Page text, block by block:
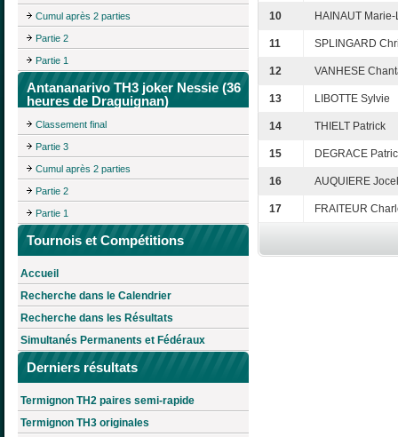
Cumul après 2 parties
Partie 2
Partie 1
Antananarivo TH3 joker Nessie (36
heures de Draguignan)
Classement final
Partie 3
Cumul après 2 parties
Partie 2
Partie 1
Tournois et Compétitions
Accueil
Recherche dans le Calendrier
Recherche dans les Résultats
Simultanés Permanents et Fédéraux
Derniers résultats
Termignon TH2 paires semi-rapide
Termignon TH3 originales
10 HAINAUT
11 SPLINGARD
12 VANHESE
13 LIBOTTE Sylvie
14 THIELT Patrick
15 DEGRACE
16 AUQUIERE
17 FRAITEUR